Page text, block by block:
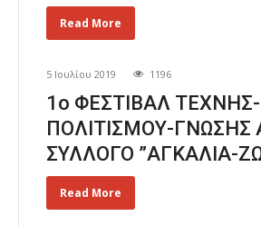
Read More
5 Ιουλίου 2019 1196
1ο ΦΕΣΤΙΒΑΛ ΤΕΧΝΗΣ-
ΠΟΛΙΤΙΣΜΟΥ-ΓΝΩΣΗΣ
ΣΥΛΛΟΓΟ ”ΑΓΚΑΛΙΑ-
Read More